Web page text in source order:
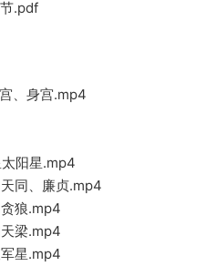
.pdf
、身宫.mp4
阳星.mp4
同、廉贞.mp4
狼.mp4
梁.mp4
星.mp4